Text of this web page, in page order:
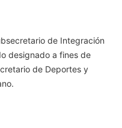
de Integración
designado a fines de
de Deportes y